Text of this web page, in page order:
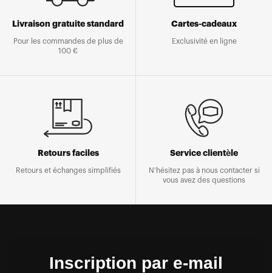
Livraison gratuite standard
Pour les commandes de plus de
100 €
Cartes-cadeaux
Exclusivité en ligne
Retours faciles
Retours et échanges simplifiés
Service clientèle
N'hésitez pas à nous contacter si
vous avez des questions
Inscription par e-mail